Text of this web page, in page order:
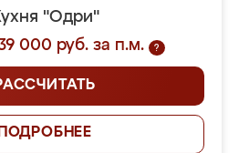
"Одри"
000 руб. за п.м.
?
ПОДРОБНЕЕ